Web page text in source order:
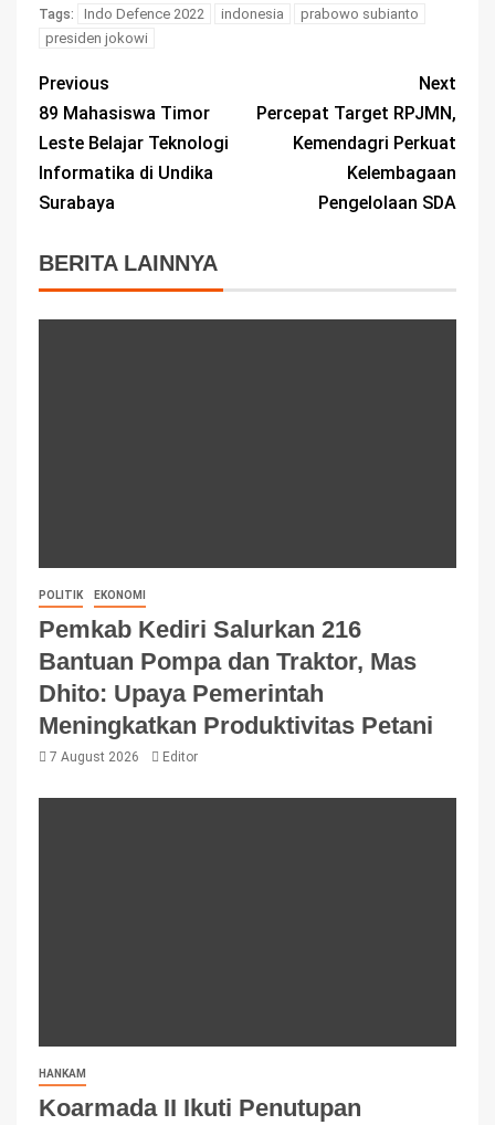
Tags: Indo Defence 2022 indonesia
prabowo subianto
presiden jokowi
Previous
89 Mahasiswa Timor
Leste Belajar Teknologi
Informatika di Undika
Surabaya
Next
Percepat Target RPJMN,
Kemendagri Perkuat
Kelembagaan
Pengelolaan SDA
BERITA LAINNYA
POLITIK EKONOMI
Pemkab Kediri Salurkan 216
Bantuan Pompa dan Traktor, Mas
Dhito: Upaya Pemerintah
Meningkatkan Produktivitas Petani
7 August 2026 Editor
HANKAM
Koarmada II Ikuti Penutupan